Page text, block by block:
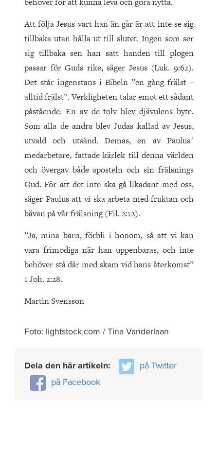
Att följa Jesus vart han än går är att inte se sig
tillbaka utan hålla ut till slutet. Ingen som ser
sig tillbaka sen han satt handen till plogen
passar för Guds rike, säger Jesus (Luk. 9:62).
Det står ingenstans i Bibeln ”en gång frälst –
alltid frälst”. Verkligheten talar emot ett sådant
påstående. En av de tolv blev djävulens byte.
Som alla de andra blev Judas kallad av Jesus,
utvald och utsänd. Demas, en av Paulus´
medarbetare, fattade kärlek till denna världen
och övergav både aposteln och sin frälsnings
Gud. För att det inte ska gå likadant med oss,
säger Paulus att vi ska arbeta med fruktan och
bävan på vår frälsning (Fil. 2:12).
”Ja, mina barn, förbli i honom, så att vi kan
vara frimodiga när han uppenbaras, och inte
behöver stå där med skam vid hans återkomst”
1 Joh. 2:28.
Martin Svensson
Foto: lightstock.com / Tina Vanderlaan
Dela den här artikeln:
på Twitter
på Facebook